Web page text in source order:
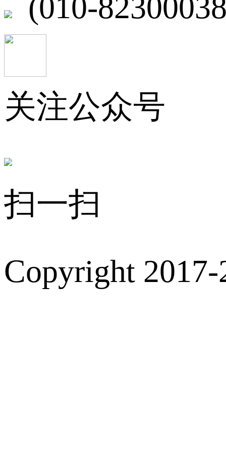
关注公众号
扫一扫
Copyright